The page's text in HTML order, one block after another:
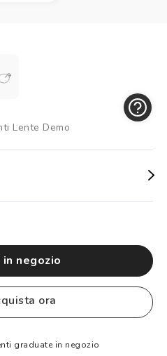
Lente Demo
in negozio
ora
graduate in negozio